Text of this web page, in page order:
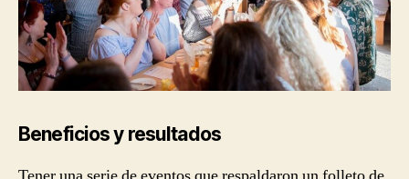
Beneficios y resultados